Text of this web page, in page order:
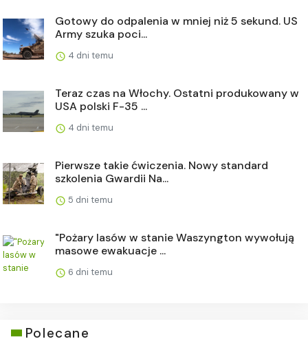
Gotowy do odpalenia w mniej niż 5 sekund. US
Army szuka poci...
4 dni temu
Teraz czas na Włochy. Ostatni produkowany w
USA polski F-35 ...
4 dni temu
Pierwsze takie ćwiczenia. Nowy standard
szkolenia Gwardii Na...
5 dni temu
"Pożary lasów w stanie Waszyngton wywołują
masowe ewakuacje ...
6 dni temu
Polecane